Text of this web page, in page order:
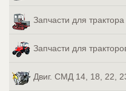
Запчасти для
Запчасти для
Двиг. СМД 14, 18, 22,